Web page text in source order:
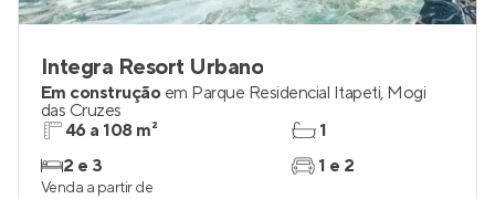
Integra Resort Urbano
Em construção em Parque Residencial Itapeti, Mogi
das Cruzes
46 a 108 m²
2 e 3
1
1 e 2
Venda a partir de